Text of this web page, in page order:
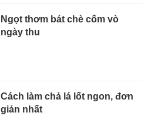
Ngọt thơm bát chè cốm vò
ngày thu
Cách làm chả lá lốt ngon, đơn
giản nhất